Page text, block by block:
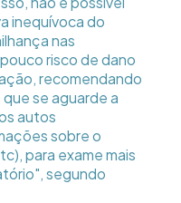
inequívoca do
nas
risco de dano
recomendando
se aguarde a
autos
sobre o
para exame mais
segundo